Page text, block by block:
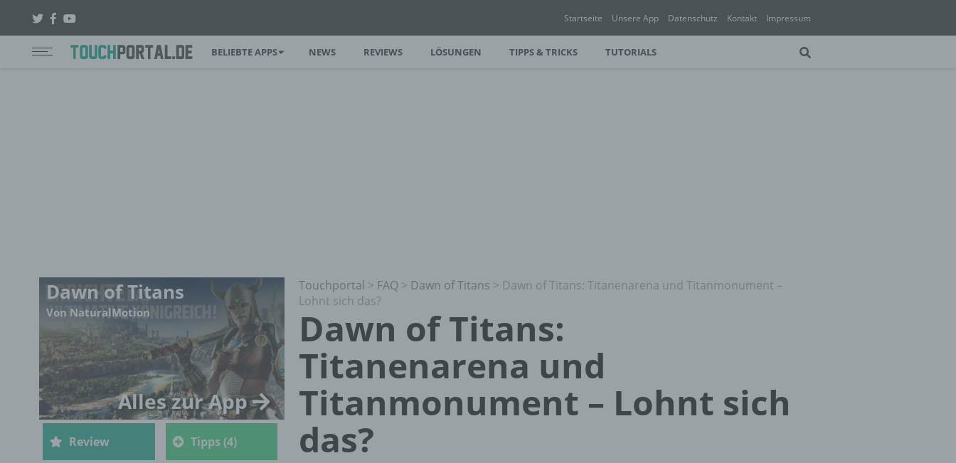
Startseite Unsere App Datenschutz Kontakt Impressum
BELIEBTE APPS NEWS REVIEWS LÖSUNGEN TIPPS & TRICKS TUTORIALS
Touchportal > FAQ > Dawn of Titans > Dawn of Titans: Titanenarena und Titanmonument –
Lohnt sich das?
Dawn of Titans:
Titanenarena und
Titanmonument – Lohnt sich
das?
Dawn of Titans
Von NaturalMotion
Alles zur App
Review Tipps (4)